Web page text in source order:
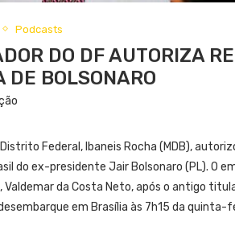
Podcasts
DO DF AUTORIZA
DE BOLSONARO
Federal, Ibaneis Rocha (MDB),
do ex-presidente Jair Bolsonaro (PL). O
Valdemar da Costa Neto, após o antigo
em Brasília às 7h15 da quinta-